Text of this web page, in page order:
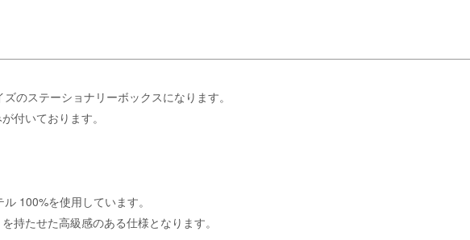
のステーショナリーボックスになります。
付いております。
100%を使用しています。
持たせた高級感のある仕様となります。